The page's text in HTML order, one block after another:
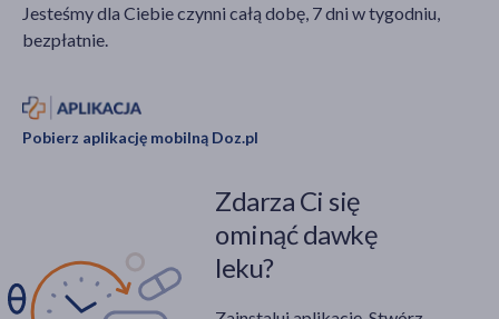
Jesteśmy dla Ciebie czynni całą dobę, 7 dni w tygodniu,
bezpłatnie.
Pobierz aplikację mobilną Doz.pl
Zdarza Ci się
ominąć dawkę
leku?